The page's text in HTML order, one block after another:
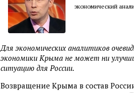
экономический
Для экономических аналитиков
экономики Крыма не может ни
ситуацию для России.
Возвращение Крыма в состав